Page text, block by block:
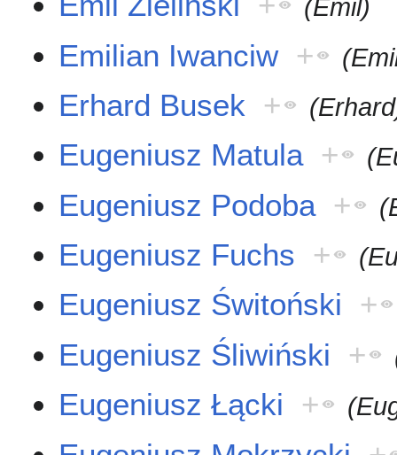
(Emil)
Emilian Iwanciw +
Erhard Busek +
Eugeniusz Matula +
Eugeniusz Podoba +
Eugeniusz Fuchs +
Eugeniusz Świtoński
+
Eugeniusz Śliwiński
+
Eugeniusz Łącki +